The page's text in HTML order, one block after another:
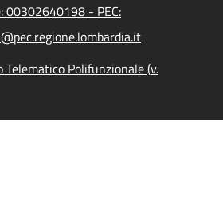
00302640198 - PEC:
Telematico Polifunzionale (v.